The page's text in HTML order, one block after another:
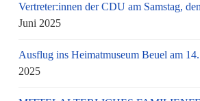
Vertreter:innen der CDU am Samstag,
Juni 2025
Ausflug ins Heimatmuseum Beuel am
2025